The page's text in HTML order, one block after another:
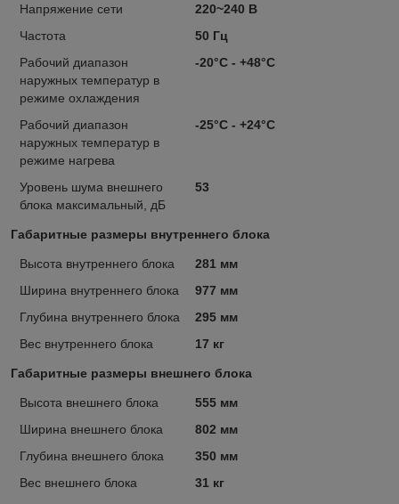
Напряжение сети
220~240 В
Частота
50 Гц
Рабочий диапазон
наружных температур в
режиме охлаждения
-20°С - +48°С
Рабочий диапазон
наружных температур в
режиме нагрева
-25°C - +24°C
Уровень шума внешнего
блока максимальный, дБ
53
Габаритные размеры внутреннего блока
Высота внутреннего блока
281 мм
Ширина внутреннего блока
977 мм
Глубина внутреннего блока
295 мм
Вес внутреннего блока
17 кг
Габаритные размеры внешнего блока
Высота внешнего блока
555 мм
Ширина внешнего блока
802 мм
Глубина внешнего блока
350 мм
Вес внешнего блока
31 кг